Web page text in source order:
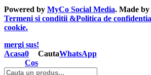
Powered by MyCo Social Media. Made by
Termeni si conditii &Politica de
cookie.
mergi sus!
Acasa0
Cos
CautaWhatsApp